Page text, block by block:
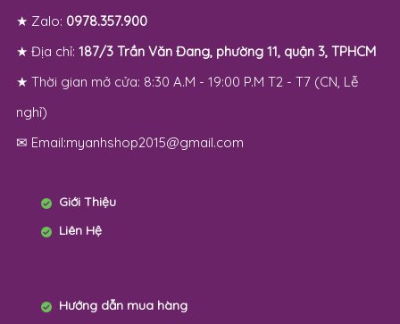
★ Zalo: 0978.357.900
★ Địa chỉ: 187/3 Trần Văn Đang, phường 11, quận 3, TPHCM
★ Thời gian mở cửa: 8:30 A.M - 19:00 P.M T2 - T7 (CN, Lễ
nghỉ)
✉ Email:myanhshop2015@gmail.com
Giới Thiệu
Liên Hệ
Hướng dẫn mua hàng